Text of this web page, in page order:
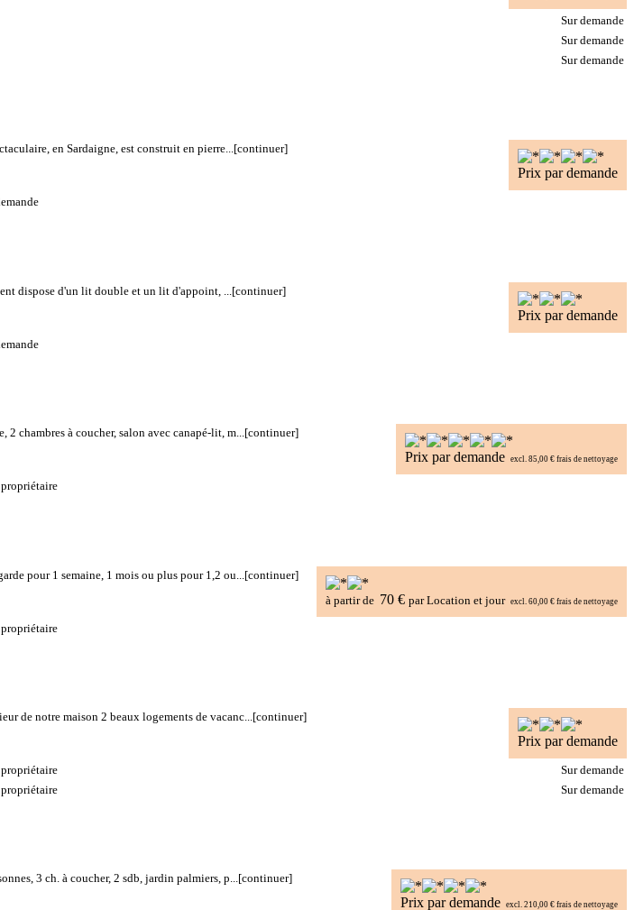
Sur demande
Sur demande
Sur demande
Prix par demande
en Sardaigne, est construit en pierre...[continuer]
Prix par demande
dispose d'un lit double et un lit d'appoint, ... [continuer]
Prix par demande excl. 85,00 € frais de nettoyage
2 chambres à coucher, salon avec canapé-lit, m...[continuer]
à partir de 70 € par Location et jourexcl. 60,00 € frais de nettoyage
pour 1 semaine, 1 mois ou plus pour 1,2 ou... [continuer]
Prix par demande
de notre maison 2 beaux logements de vacanc... [continuer]
Sur demande
Sur demande
Prix par demande excl. 210,00 € frais de nettoyage
3 ch. à coucher, 2 sdb, jardin palmiers, p...[continuer]